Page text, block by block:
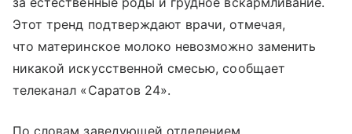
Этот тренд подтверждают врачи, отмечая,
что материнское молоко невозможно заменить
никакой искусственной смесью, сообщает
телеканал «Саратов 24».
По словам заведующей отделением